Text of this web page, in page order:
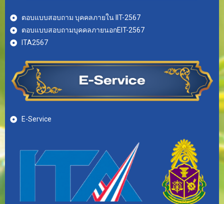
ตอบแบบสอบถาม บุคคลภายใน IIT-2567
ตอบแบบสอบถามบุคคลภายนอกEIT-2567
ITA2567
E-Service